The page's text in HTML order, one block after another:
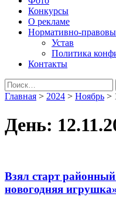
Конкурсы
О рекламе
Нормативно-
Устав
Политика
Контакты
Найти:
Главная > 2024 > Ноябрь >
День:
Взял старт
новогодняя